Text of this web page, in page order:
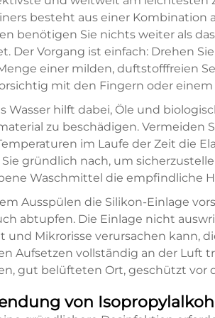
besteht aus einer Kombination
benötigen Sie nichts weiter als
Der Vorgang ist einfach: Drehen
einer milden, duftstofffreien
mit den Fingern oder
Wasser hilft dabei, Öle und
zu beschädigen. Vermeiden
im Laufe der Zeit die
gründlich nach, um
Waschmittel die empfindliche
Ausspülen die Silikon-Einlage
abtupfen. Die Einlage nicht
und Mikrorisse verursachen kann,
Aufsetzen vollständig an der Luft
gut belüfteten Ort, geschützt vor
von